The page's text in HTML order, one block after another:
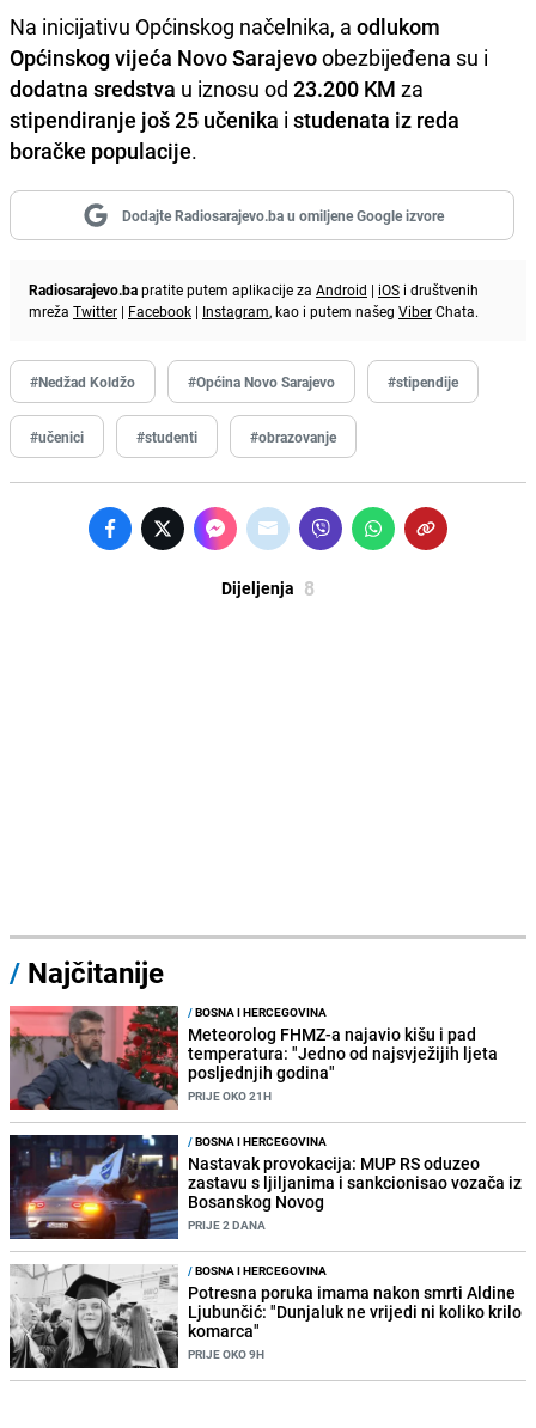
Na inicijativu Općinskog načelnika, a odlukom
Općinskog vijeća Novo Sarajevoobezbijeđena su i
dodatna sredstva u iznosu od 23.200 KM za
stipendiranje još 25 učenika i studenata iz reda
boračke populacije.
Dodajte Radiosarajevo.ba u omiljene Google izvore
Radiosarajevo.bapratite putem aplikacije za Android | iOS i društvenih
mreža Twitter | Facebook | Instagram, kao i putem našeg ViberChata.
#Nedžad Koldžo #Općina Novo Sarajevo #stipendije
#učenici #studenti #obrazovanje
Dijeljenja 8
/ Najčitanije
/BOSNA I HERCEGOVINA
Meteorolog FHMZ-a najavio kišu i pad
temperatura: "Jedno od najsvježijih ljeta
posljednjih godina"
PRIJE OKO 21H
/BOSNA I HERCEGOVINA
Nastavak provokacija: MUP RS oduzeo
zastavu s ljiljanima i sankcionisao vozača iz
Bosanskog Novog
PRIJE 2 DANA
/BOSNA I HERCEGOVINA
Potresna poruka imama nakon smrti Aldine
Ljubunčić: "Dunjaluk ne vrijedi ni koliko krilo
komarca"
PRIJE OKO 9H